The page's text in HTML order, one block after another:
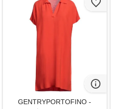
GENTRYPORTOFINO -